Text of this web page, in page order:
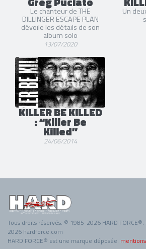
Le chanteur de THE
DILLINGER ESCAPE PLAN
dévoile les détails de son
album solo
13/07/2020
Un
KILLER BE KILLED
: “Killer Be
Killed”
24/06/2014
Tous droits réservés. © 1985-2026 HARD
2026 hardforce.com
HARD FORCE® est une marque déposée.